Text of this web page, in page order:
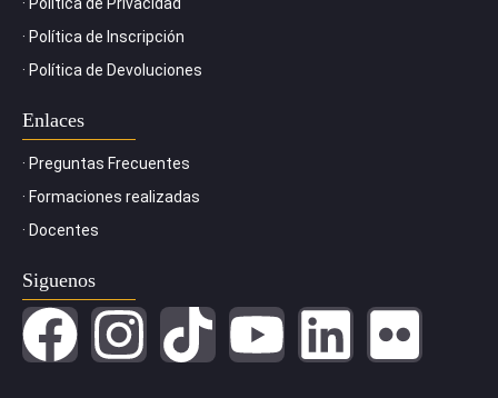
· Política de Inscripción
· Política de Devoluciones
Enlaces
· Preguntas Frecuentes
· Formaciones realizadas
· Docentes
Siguenos